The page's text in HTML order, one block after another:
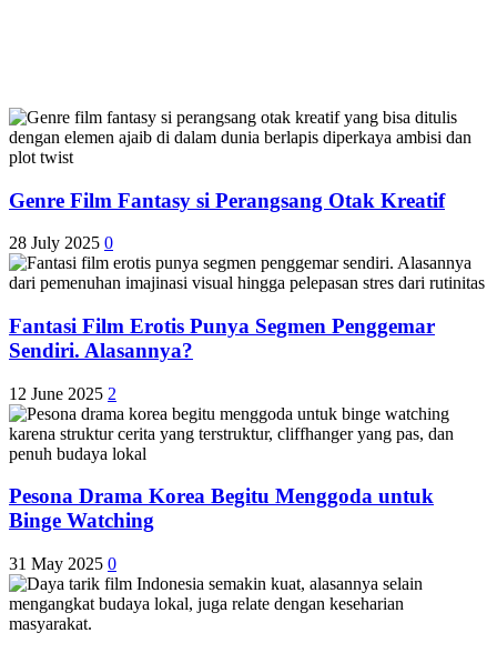
Genre Film Fantasy si Perangsang Otak Kreatif
28 July 2025 0
Fantasi Film Erotis Punya Segmen Penggemar
Sendiri. Alasannya?
12 June 2025 2
Pesona Drama Korea Begitu Menggoda untuk
Binge Watching
31 May 2025 0